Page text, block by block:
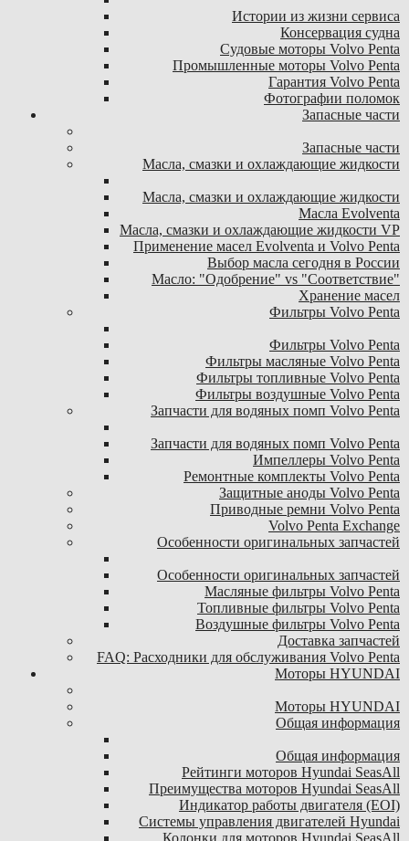
Истории из жизни сервиса
Консервация судна
Судовые моторы Volvo Penta
Промышленные моторы Volvo Penta
Гарантия Volvo Penta
Фотографии поломок
Запасные части
Запасные части
Масла, смазки и охлаждающие жидкости
Масла, смазки и охлаждающие жидкости
Масла Evolventa
Масла, смазки и охлаждающие жидкости VP
Применение масел Evolventa и Volvo Penta
Выбор масла сегодня в России
Масло: "Одобрение" vs "Соответствие"
Хранение масел
Фильтры Volvo Penta
Фильтры Volvo Penta
Фильтры масляные Volvo Penta
Фильтры топливные Volvo Penta
Фильтры воздушные Volvo Penta
Запчасти для водяных помп Volvo Penta
Запчасти для водяных помп Volvo Penta
Импеллеры Volvo Penta
Ремонтные комплекты Volvo Penta
Защитные аноды Volvo Penta
Приводные ремни Volvo Penta
Volvo Penta Exchange
Особенности оригинальных запчастей
Особенности оригинальных запчастей
Масляные фильтры Volvo Penta
Топливные фильтры Volvo Penta
Воздушные фильтры Volvo Penta
Доставка запчастей
FAQ: Расходники для обслуживания Volvo Penta
Моторы HYUNDAI
Моторы HYUNDAI
Общая информация
Общая информация
Рейтинги моторов Hyundai SeasAll
Преимущества моторов Hyundai SeasAll
Индикатор работы двигателя (EOI)
Системы управления двигателей Hyundai
Колонки для моторов Hyundai SeasAll